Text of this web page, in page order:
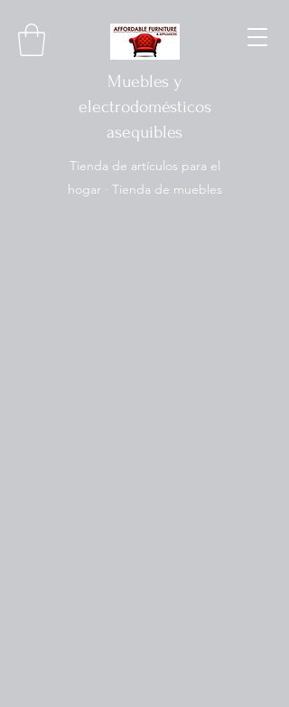
Muebles y
electrodomésticos
asequibles
Tienda de artículos para el
hogar · Tienda de muebles